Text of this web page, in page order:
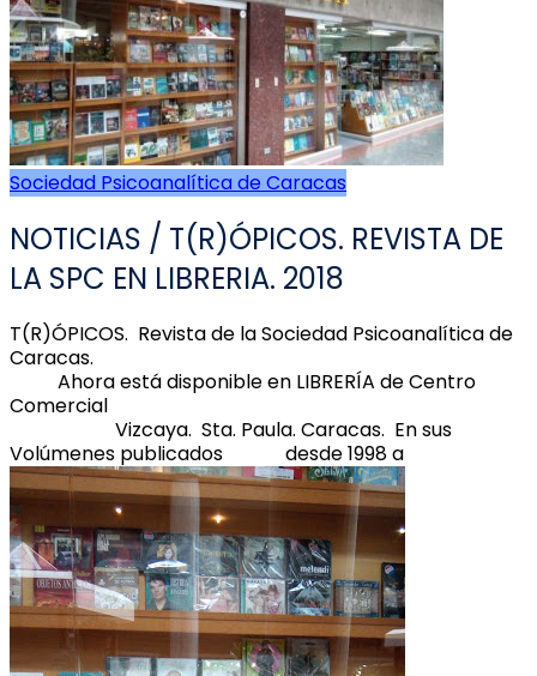
Sociedad Psicoanalítica de Caracas
NOTICIAS / T(R)ÓPICOS. REVISTA DE
LA SPC EN LIBRERIA. 2018
T(R)ÓPICOS. Revista de la Sociedad Psicoanalítica de
Caracas.
Ahora está disponible en LIBRERÍA de Centro
Comercial
Vizcaya. Sta. Paula. Caracas. En sus
Volúmenes publicados desde 1998 a